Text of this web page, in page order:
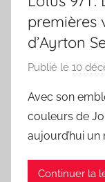
premières
d’Ayrton
Publié le 10
Avec son
couleurs de
aujourd’hui un
Continuer la